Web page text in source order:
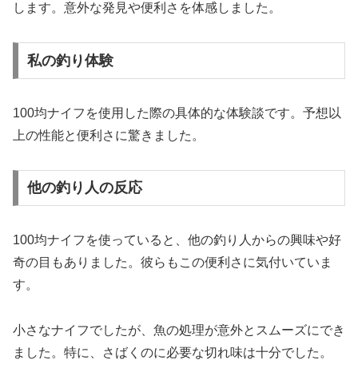
します。意外な発見や便利さを体感しました。
私の釣り体験
100均ナイフを使用した際の具体的な体験談です。予想以
上の性能と便利さに驚きました。
他の釣り人の反応
100均ナイフを使っていると、他の釣り人からの興味や好
奇の目もありました。彼らもこの便利さに気付いていま
す。
小さなナイフでしたが、魚の処理が意外とスムーズにでき
ました。特に、さばくのに必要な切れ味は十分でした。